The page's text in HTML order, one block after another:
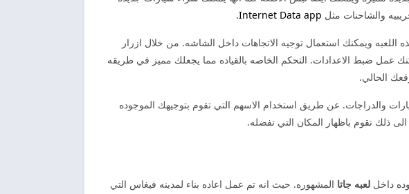
والشاحنات مثل Internet Data app
.
اللعبه ويمكنك استعمال توجيه الاتجاهات داخل الشاشه. من خلال ازرار
عمل ضبط الاعدادات. التحكم الخاصه بالقياده مما يجعلك مميز في طريقه
الحالي.
والدراجات. عن طريق استخدام الاسهم التي تقوم بتوجيهك الموجوده
ذلك تقوم باظهار المكان التي تفضله.
داخل لعبه جاتا المشهوره. حيث انه تم عمل اعاده بناء لمدينه فيغاس التي